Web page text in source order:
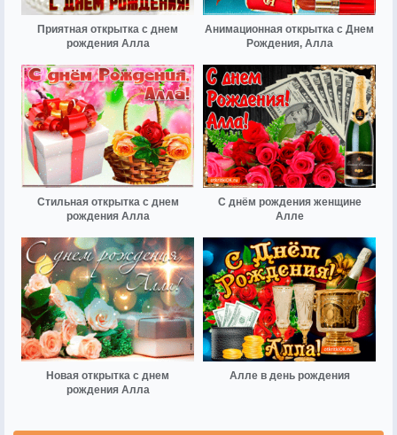
Приятная открытка с днем
рождения Алла
Анимационная открытка с Днем
Рождения, Алла
Стильная открытка с днем
рождения Алла
С днём рождения женщине
Алле
Новая открытка с днем
рождения Алла
Алле в день рождения